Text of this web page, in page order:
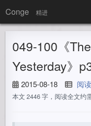
Conge 精进
049-100《
Yesterday》
2015-08-18 阅读
本文 2446 字，阅读全文约